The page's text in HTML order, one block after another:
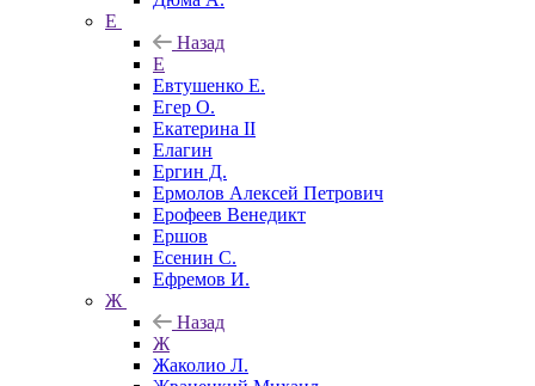
Е
Назад
Е
Евтушенко Е.
Егер О.
Екатерина II
Елагин
Ергин Д.
Ермолов Алексей Петрович
Ерофеев Венедикт
Ершов
Есенин С.
Ефремов И.
Ж
Назад
Ж
Жаколио Л.